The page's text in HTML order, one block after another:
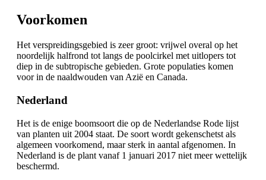
Voorkomen
Het verspreidingsgebied is zeer groot: vrijwel overal op het
noordelijk halfrond tot langs de poolcirkel met uitlopers tot
diep in de subtropische gebieden. Grote populaties komen
voor in de naaldwouden van Azië en Canada.
Nederland
Het is de enige boomsoort die op de Nederlandse Rode lijst
van planten uit 2004 staat. De soort wordt gekenschetst als
algemeen voorkomend, maar sterk in aantal afgenomen. In
Nederland is de plant vanaf 1 januari 2017 niet meer wettelijk
beschermd.